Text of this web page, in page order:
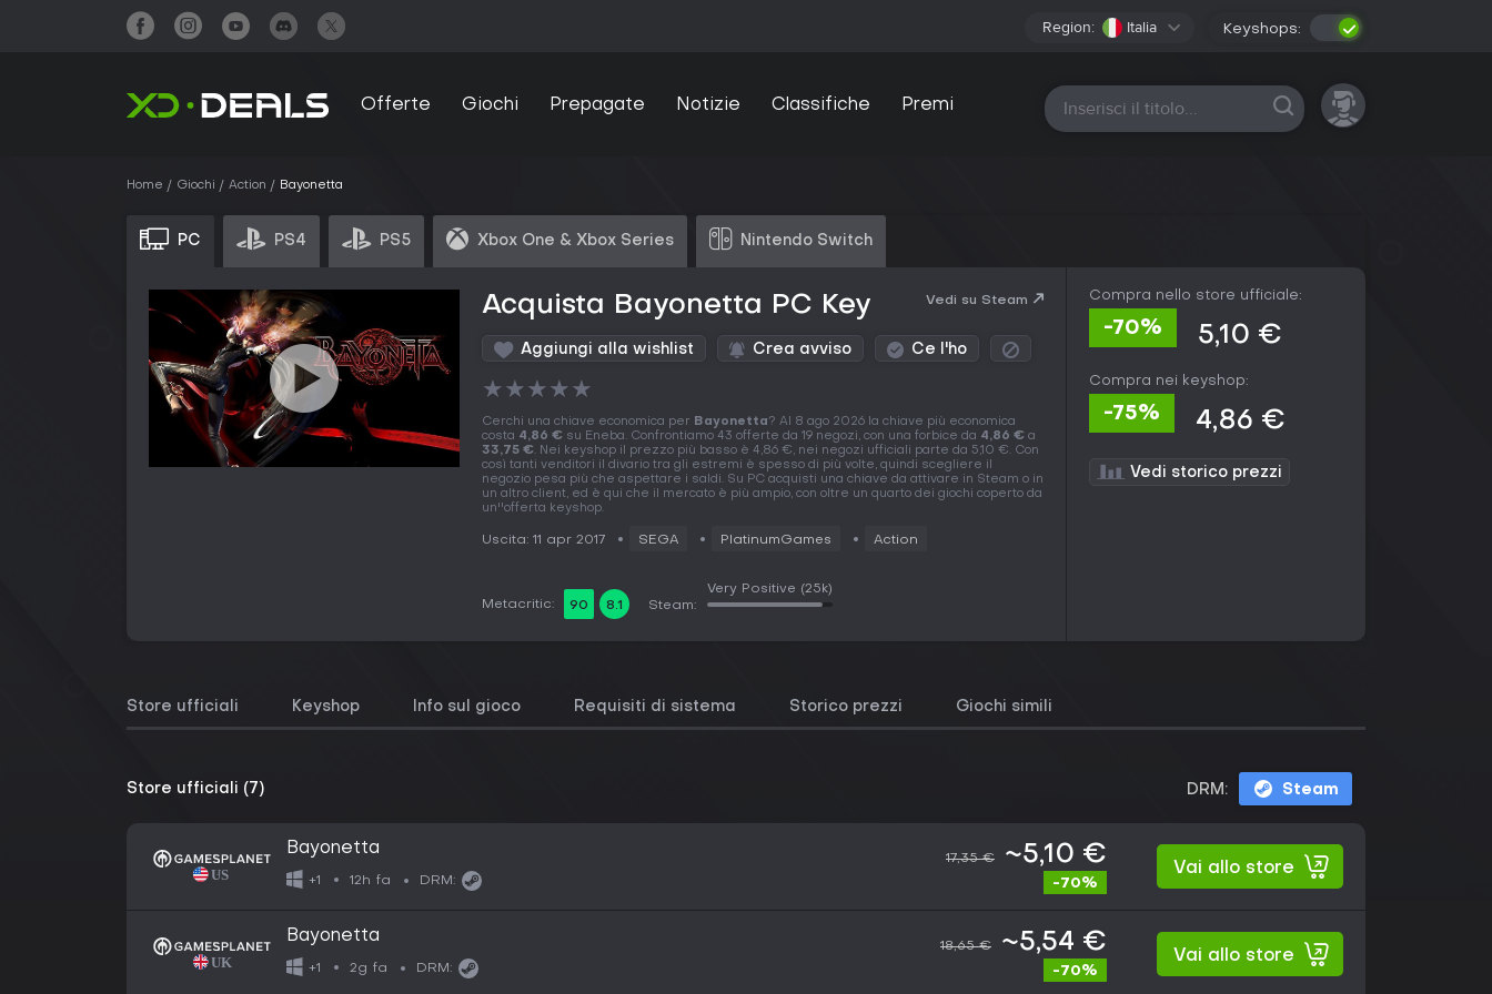
Region: Italia Keyshops:
Offerte Giochi Prepagate Notizie Classifiche Premi Tutte le piattaforme
Home Giochi Action Bayonetta
PC PS4 PS5 Xbox One & Xbox Series Nintendo Switch
Acquista Bayonetta PC Key Vedi su Steam
Aggiungi alla wishlist Crea avviso Ce l'ho
★★★★★
Cerchi una chiave economica per Bayonetta? Al 8 ago 2026 la chiave più economica
costa 4,86 € su Eneba. Confrontiamo 43 offerte da 19 negozi, con una forbice da 4,86 € a
33,75 €. Nei keyshop il prezzo più basso è 4,86 €, nei negozi ufficiali parte da 5,10 €. Con
così tanti venditori il divario tra gli estremi è spesso di più volte, quindi scegliere il
negozio pesa più che aspettare i saldi. Su PC acquisti una chiave da attivare in Steam o in
un altro client, ed è qui che il mercato è più ampio, con oltre un quarto dei giochi coperto da
un''offerta keyshop.
Uscita: 11 apr 2017 SEGA PlatinumGames Action
Metacritic: 90 8.1 Steam:
Very Positive (25k)
Compra nello store ufficiale:
-70% 5,10 €
Compra nei keyshop:
-75% 4,86 €
Vedi storico prezzi
Store ufficiali Keyshop Info sul gioco Requisiti di sistema Storico prezzi Giochi simili
Store ufficiali (7) DRM: Steam
Bayonetta
+1 12h fa DRM:
17,35 € ~5,10 €
-70%
Vai allo store
Bayonetta
+1 2g fa DRM:
18,65 € ~5,54 €
-70%
Vai allo store